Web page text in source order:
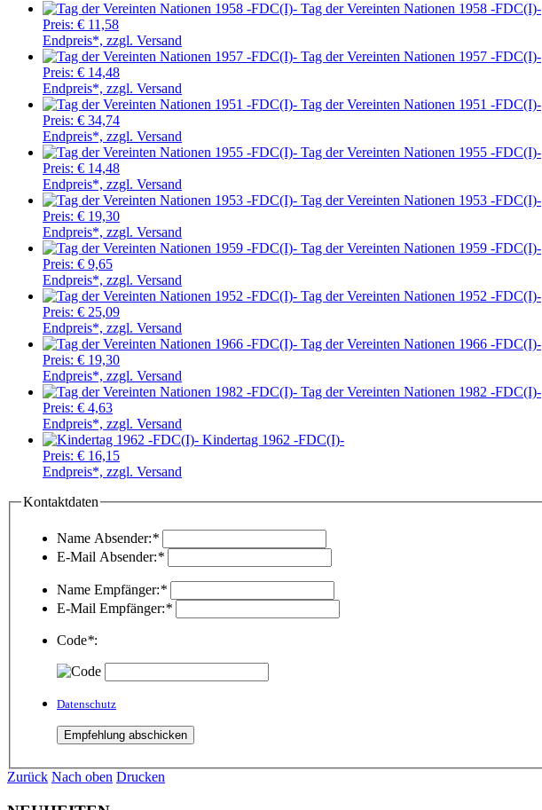
Tag der Vereinten Nationen 1958 -FDC(I)-
Preis: € 11,58
Endpreis*, zzgl. Versand
Tag der Vereinten Nationen 1957 -FDC(I)-
Preis: € 14,48
Endpreis*, zzgl. Versand
Tag der Vereinten Nationen 1951 -FDC(I)-
Preis: € 34,74
Endpreis*, zzgl. Versand
Tag der Vereinten Nationen 1955 -FDC(I)-
Preis: € 14,48
Endpreis*, zzgl. Versand
Tag der Vereinten Nationen 1953 -FDC(I)-
Preis: € 19,30
Endpreis*, zzgl. Versand
Tag der Vereinten Nationen 1959 -FDC(I)-
Preis: € 9,65
Endpreis*, zzgl. Versand
Tag der Vereinten Nationen 1952 -FDC(I)-
Preis: € 25,09
Endpreis*, zzgl. Versand
Tag der Vereinten Nationen 1966 -FDC(I)-
Preis: € 19,30
Endpreis*, zzgl. Versand
Tag der Vereinten Nationen 1982 -FDC(I)-
Preis: € 4,63
Endpreis*, zzgl. Versand
Kindertag 1962 -FDC(I)-
Preis: € 16,15
Endpreis*, zzgl. Versand
Kontaktdaten
Name Absender:*
E-Mail Absender:*
Name Empfänger:*
E-Mail Empfänger:*
Code*:
Datenschutz
Zurück Nach oben Drucken